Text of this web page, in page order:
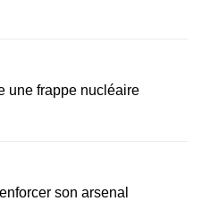
une frappe nucléaire
son arsenal